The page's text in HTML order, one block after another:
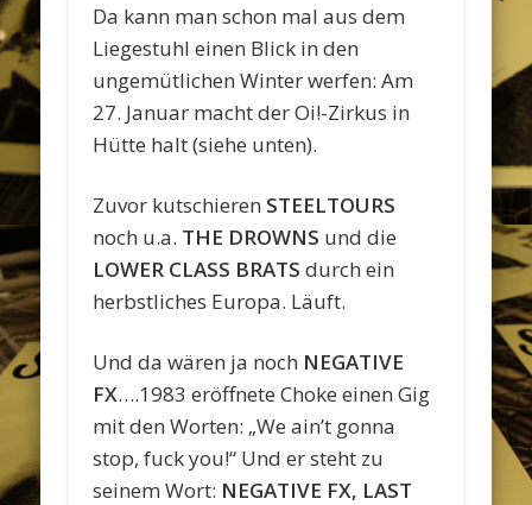
Da kann man schon mal aus dem
Liegestuhl einen Blick in den
ungemütlichen Winter werfen: Am
27. Januar macht der Oi!-Zirkus in
Hütte halt (siehe unten).
Zuvor kutschieren STEELTOURS
noch u.a. THE DROWNS und die
LOWER CLASS BRATS durch ein
herbstliches Europa. Läuft.
Und da wären ja noch NEGATIVE
FX….1983 eröffnete Choke einen Gig
mit den Worten: „We ain’t gonna
stop, fuck you!“ Und er steht zu
seinem Wort: NEGATIVE FX, LAST